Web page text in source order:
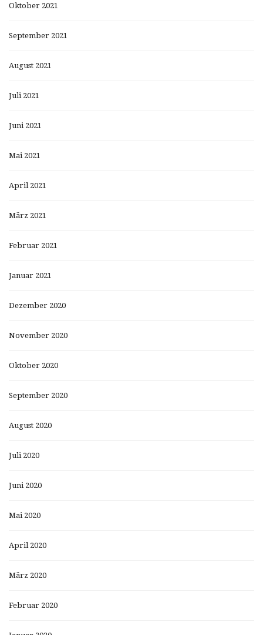
Oktober 2021
September 2021
August 2021
Juli 2021
Juni 2021
Mai 2021
April 2021
März 2021
Februar 2021
Januar 2021
Dezember 2020
November 2020
Oktober 2020
September 2020
August 2020
Juli 2020
Juni 2020
Mai 2020
April 2020
März 2020
Februar 2020